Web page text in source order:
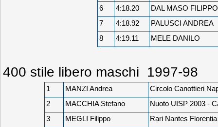
6
4:18.20
DAL MASO FILIPPO
7
4:18.92
PALUSCI ANDREA
8
4:19.11 MELE DANILO
400 stile libero maschi 1997-98
1 MANZI Andrea
Circolo Canottieri
2
MACCHIA Stefano
Nuoto UISP 2003 -
3
MEGLI Filippo Rari Nantes Florentia